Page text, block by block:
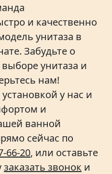
и качественно
унитаза в
Забудьте о
унитаза и
нам!
у нас и
и
ванной
сейчас по
66-20, или оставьте
заказать звонок и